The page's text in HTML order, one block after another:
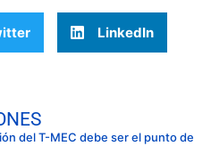
LinkedIn
del T-MEC debe ser el punto de